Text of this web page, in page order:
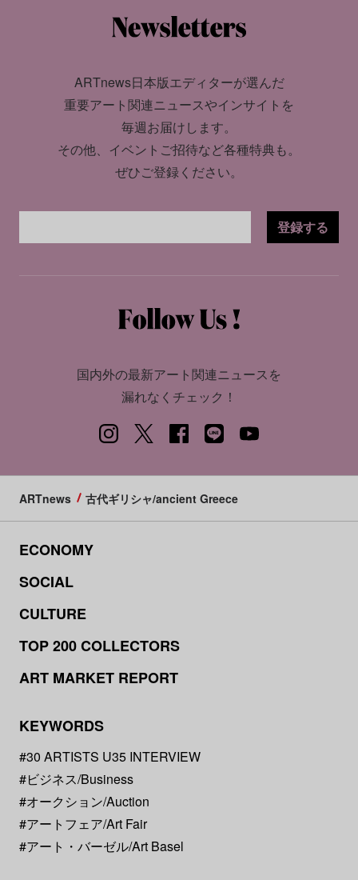
ARTnews日本版エディターが選んだ
重要アート関連ニュースやインサイトを
毎週お届けします。
その他、イベントご招待など各種特典も。
ぜひご登録ください。
登録する
国内外の最新アート関連ニュースを
漏れなくチェック！
ARTnews 古代ギリシャ/ancient Greece
ECONOMY
SOCIAL
CULTURE
TOP 200 COLLECTORS
ART MARKET REPORT
KEYWORDS
#30 ARTISTS U35 INTERVIEW
#ビジネス/Business
#オークション/Auction
#アートフェア/Art Fair
#アート・バーゼル/Art Basel